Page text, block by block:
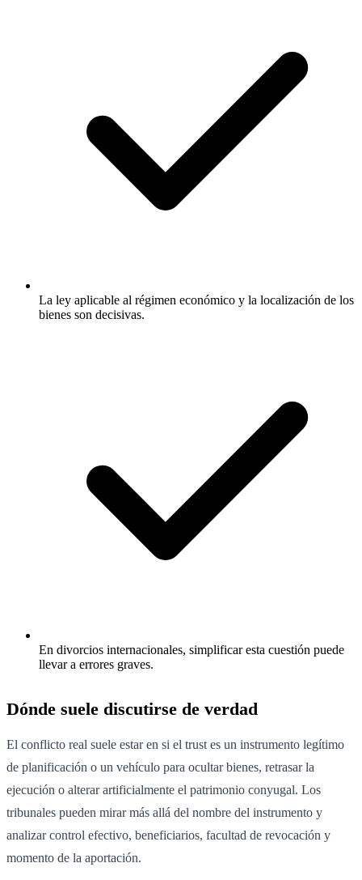
La ley aplicable al régimen económico y la localización de los
bienes son decisivas.
En divorcios internacionales, simplificar esta cuestión puede
llevar a errores graves.
Dónde suele discutirse de verdad
El conflicto real suele estar en si el trust es un instrumento legítimo
de planificación o un vehículo para ocultar bienes, retrasar la
ejecución o alterar artificialmente el patrimonio conyugal. Los
tribunales pueden mirar más allá del nombre del instrumento y
analizar control efectivo, beneficiarios, facultad de revocación y
momento de la aportación.